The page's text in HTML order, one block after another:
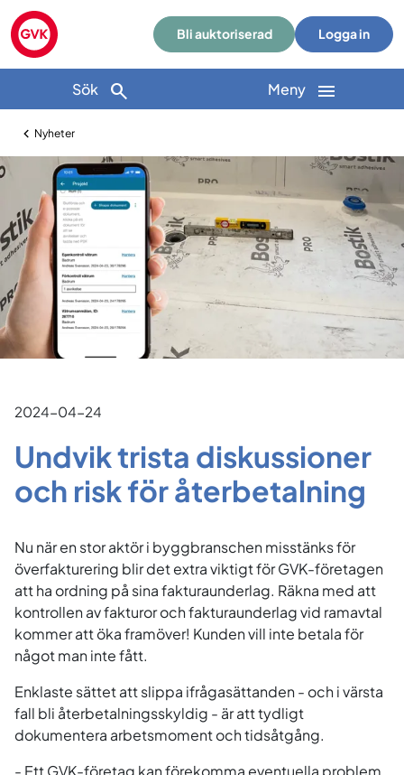
Bli auktoriserad Logga in
Sök Meny
Nyheter
2024-04-24
Undvik trista diskussioner
och risk för återbetalning
Nu när en stor aktör i byggbranschen misstänks för
överfakturering blir det extra viktigt för GVK-företagen
att ha ordning på sina fakturaunderlag. Räkna med att
kontrollen av fakturor och fakturaunderlag vid ramavtal
kommer att öka framöver! Kunden vill inte betala för
något man inte fått.
Enklaste sättet att slippa ifrågasättanden - och i värsta
fall bli återbetalningsskyldig - är att tydligt
dokumentera arbetsmoment och tidsåtgång.
- Ett GVK-företag kan förekomma eventuella problem